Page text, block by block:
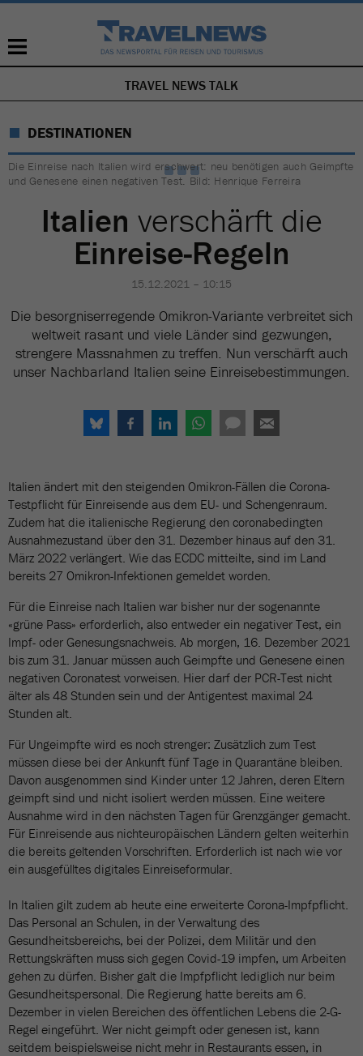
NAVIGATION
ÜBERSPRINGEN
TRAVEL NEWS TALK
DESTINATIONEN
Die Einreise nach Italien wird erschwert: neu benötigen auch Geimpfte
und Genesene einen negativen Test. Bild: Henrique Ferreira
Italien verschärft die
Einreise-Regeln
15.12.2021 – 10:15
Die besorgniserregende Omikron-Variante verbreitet sich
weltweit rasant und viele Länder sind gezwungen,
strengere Massnahmen zu treffen. Nun verschärft auch
unser Nachbarland Italien seine Einreisebestimmungen.
Italien ändert mit den steigenden Omikron-Fällen die Corona-
Testpflicht für Einreisende aus dem EU- und Schengenraum.
Zudem hat die italienische Regierung den coronabedingten
Ausnahmezustand über den 31. Dezember hinaus auf den 31.
März 2022 verlängert. Wie das ECDC mitteilte, sind im Land
bereits 27 Omikron-Infektionen gemeldet worden.
Für die Einreise nach Italien war bisher nur der sogenannte
«grüne Pass» erforderlich, also entweder ein negativer Test, ein
Impf- oder Genesungsnachweis. Ab morgen, 16. Dezember 2021
bis zum 31. Januar müssen auch Geimpfte und Genesene einen
negativen Coronatest vorweisen. Hier darf der PCR-Test nicht
älter als 48 Stunden sein und der Antigentest maximal 24
Stunden alt.
Für Ungeimpfte wird es noch strenger: Zusätzlich zum Test
müssen diese bei der Ankunft fünf Tage in Quarantäne bleiben.
Davon ausgenommen sind Kinder unter 12 Jahren, deren Eltern
geimpft sind und nicht isoliert werden müssen. Eine weitere
Ausnahme wird in den nächsten Tagen für Grenzgänger gemacht.
Für Einreisende aus nichteuropäischen Ländern gelten weiterhin
die bereits geltenden Vorschriften. Erforderlich ist nach wie vor
ein ausgefülltes digitales Einreiseformular.
In Italien gilt zudem ab heute eine erweiterte Corona-Impfpflicht.
Das Personal an Schulen, in der Verwaltung des
Gesundheitsbereichs, bei der Polizei, dem Militär und den
Rettungskräften muss sich gegen Covid-19 impfen, um Arbeiten
gehen zu dürfen. Bisher galt die Impfpflicht lediglich nur beim
Gesundheitspersonal. Die Regierung hatte bereits am 6.
Dezember in vielen Bereichen des öffentlichen Lebens die 2-G-
Regel eingeführt. Wer nicht geimpft oder genesen ist, kann
seitdem beispielsweise nicht mehr in Restaurants essen, in